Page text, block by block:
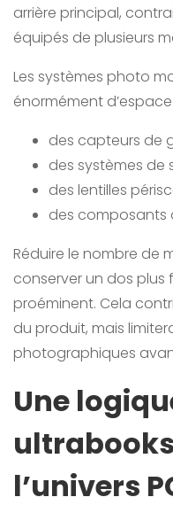
arrière principal,
équipés de plusieurs
Les systèmes photo
énormément
des capteurs de
des systèmes de
des lentilles
des composants
Réduire le nombre de
conserver un dos
proéminent. Cela
du produit, mais
photographiques
Une
l’univers